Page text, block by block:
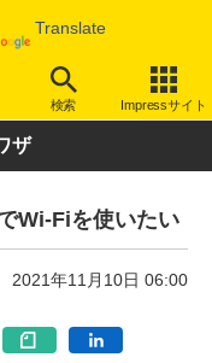
Translate
検索 Impressサイト
無線LAN
ザ
Wi-Fiを使いたい
2021年11月10日 06:00